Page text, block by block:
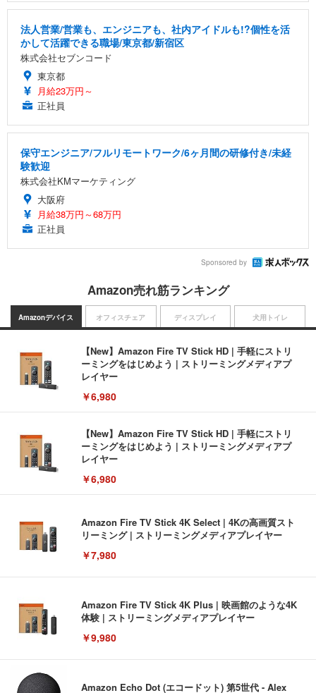
法人営業/営業も、エンジニアも、社内アイドルも!?個性を活
かして活躍できる職場/東京都/新宿区
株式会社セブンコード
東京都
月給23万円～
正社員
保守エンジニア/フルリモートワーク/6ヶ月間の研修付き/未経
験歓迎
株式会社KMマーケティング
大阪府
月給38万円～68万円
正社員
Sponsored by
Amazon売れ筋ランキング
Amazonデバイス
【New】Amazon Fire TV Stick HD | 手軽にストリ
ーミングをはじめよう | ストリーミングメディアプ
レイヤー
￥6,980
【New】Amazon Fire TV Stick HD | 手軽にストリ
ーミングをはじめよう | ストリーミングメディアプ
レイヤー
￥6,980
Amazon Fire TV Stick 4K Select | 4Kの高画質スト
リーミング | ストリーミングメディアプレイヤー
￥7,980
Amazon Fire TV Stick 4K Plus | 映画館のような4K
体験 | ストリーミングメディアプレイヤー
￥9,980
Amazon Echo Dot (エコードット) 第5世代 - Alex
オフィスチェア ディスプレイ 犬用トイレ